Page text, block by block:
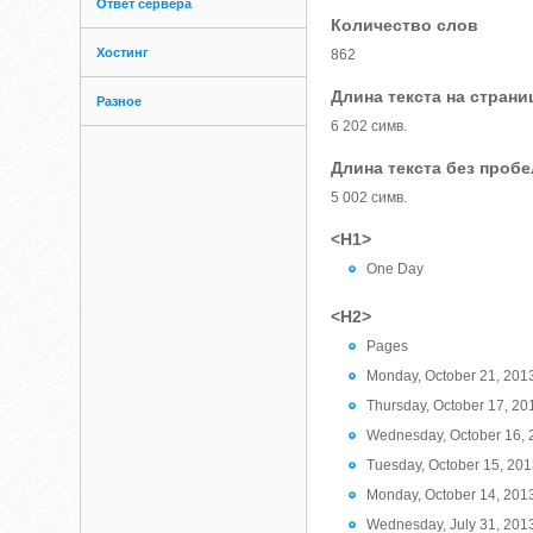
Ответ сервера
Хостинг
Разное
Количество слов
862
Длина текста на
6 202 симв.
Длина текста без
5 002 симв.
<H1>
One Day
<H2>
Pages
Monday, October 21,
Thursday, October 17,
Wednesday, October 16,
Tuesday, October 15,
Monday, October 14,
Wednesday, July 31,